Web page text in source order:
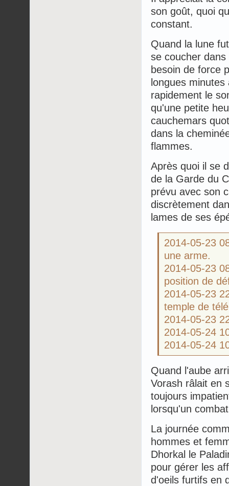
son goût, quoi
constant.
Quand la lune
se coucher
besoin de force
longues
rapidement le
qu'une petite
cauchemars
dans la
flammes.
Après quoi il se
de la Garde du
prévu avec son
discrètement
lames de ses
2014-05-23
une arme.
2014-05-23
position de
2014-05-23
temple de
2014-05-23
2014-05-24
2014-05-24
Quand l'aube
Vorash râlait en
toujours
lorsqu'un
La journée
hommes et
Dhorkal le
pour gérer les
d'oeils furtifs en